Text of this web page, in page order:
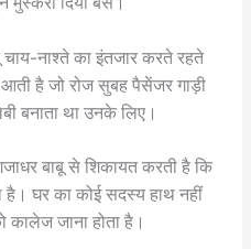
चाय-नाश्ते का इंतजार करते रहते
है जो रोज सुबह पैसेंजर गाड़ी
बनाता था उनके लिए।
बाबू से शिकायत करती है कि
है। घर का कोई सदस्य हाथ नहीं
कालेज जाना होता है।